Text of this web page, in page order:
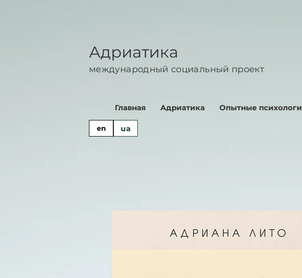
Адриатика
международный социальный проект
Главная Адриатика Опытные психологи
en ua